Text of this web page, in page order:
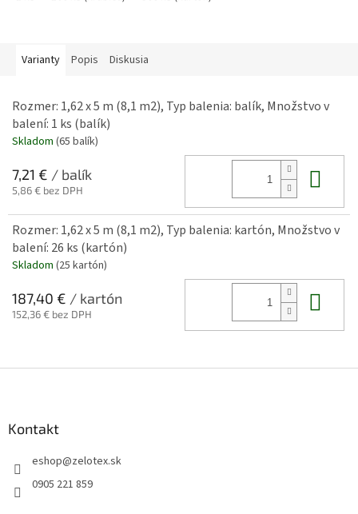
Varianty Popis Diskusia
Rozmer: 1,62 x 5 m (8,1 m2), Typ balenia: balík, Množstvo v
balení: 1 ks (balík)
Skladom (65 balík)
7,21 € / balík
5,86 € bez DPH
Rozmer: 1,62 x 5 m (8,1 m2), Typ balenia: kartón, Množstvo v
balení: 26 ks (kartón)
Skladom (25 kartón)
187,40 € / kartón
152,36 € bez DPH
Kontakt
eshop@zelotex.sk
0905 221 859